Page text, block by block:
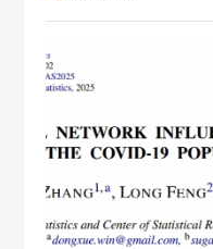
脏病和脑卒中。遗传
响LDL水平，从而产生
的超高维协变量。由于
传与生理因素对LDL
维的函数型与标量型
随后，我们提出一种
量混合协变量之间的